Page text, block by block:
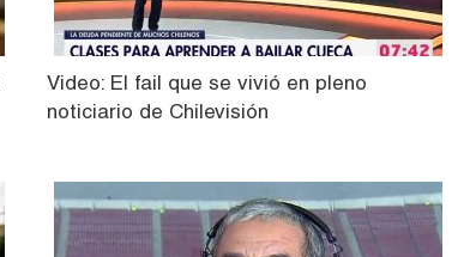
Video: El fail que se vivió en pleno
noticiario de Chilevisión